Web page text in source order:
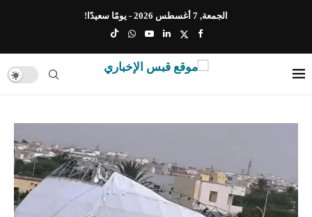
الجمعة, 7 أغسطس 2026 - يومًا سعيدًا!